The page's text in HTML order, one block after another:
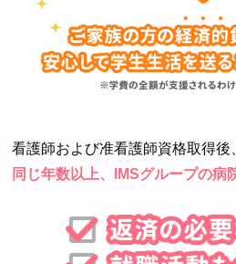
看護師および准看護師資格取得後
同じ年数以上、IMSグループの病